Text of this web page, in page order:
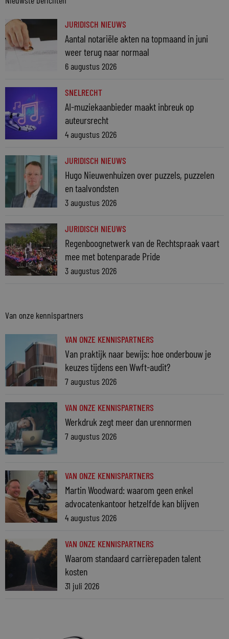
JURIDISCH NIEUWS
Aantal notariële akten na topmaand in juni
weer terug naar normaal
6 augustus 2026
SNELRECHT
AI-muziekaanbieder maakt inbreuk op
auteursrecht
4 augustus 2026
JURIDISCH NIEUWS
Hugo Nieuwenhuizen over puzzels, puzzelen
en taalvondsten
3 augustus 2026
JURIDISCH NIEUWS
Regenboognetwerk van de Rechtspraak vaart
mee met botenparade Pride
3 augustus 2026
Van onze kennispartners
VAN ONZE KENNISPARTNERS
Van praktijk naar bewijs: hoe onderbouw je
keuzes tijdens een Wwft-audit?
7 augustus 2026
VAN ONZE KENNISPARTNERS
Werkdruk zegt meer dan urennormen
7 augustus 2026
VAN ONZE KENNISPARTNERS
Martin Woodward: waarom geen enkel
advocatenkantoor hetzelfde kan blijven
4 augustus 2026
VAN ONZE KENNISPARTNERS
Waarom standaard carrièrepaden talent
kosten
31 juli 2026